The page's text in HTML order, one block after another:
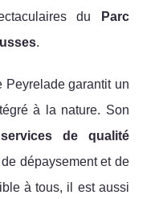
du
Parc
.
Peyrelade garantit un
à la nature. Son
services de qualité
dépaysement et de
à tous, il est aussi